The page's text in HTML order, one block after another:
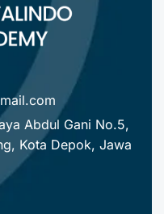
Abdul Gani No.5,
Kota Depok, Jawa